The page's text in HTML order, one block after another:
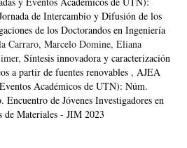
de Intercambio y Difusión de los
de los Doctorandos en Ingeniería
Carraro, Marcelo Domine, Eliana
Síntesis innovadora y caracterización
a partir de fuentes renovables , AJEA
Académicos de UTN): Núm.
de Jóvenes Investigadores en
de Materiales - JIM 2023